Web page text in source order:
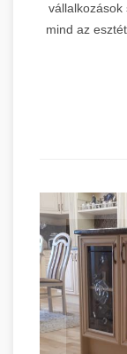
vállalkozások
mind az